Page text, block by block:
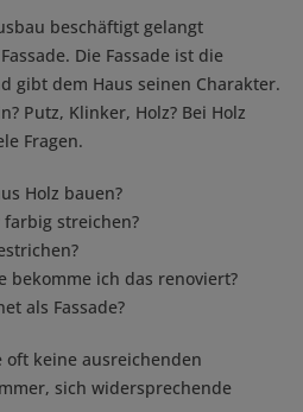
beschäftigt gelangt
Die Fassade ist die
gibt dem Haus seinen Charakter.
Putz, Klinker, Holz? Bei Holz
Fragen.
Holz bauen?
streichen?
bekomme ich das renoviert?
als Fassade?
oft keine ausreichenden
sich widersprechende